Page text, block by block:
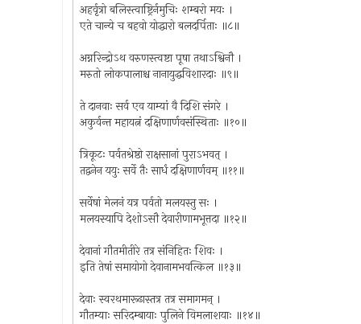
अहर्वृत्रो बलिस्त्वाष्ट्रिर्नमुचिः शम्बरो मयः ।
एते चान्ये च बहवो योद्धारो बलदर्पिताः ॥८॥
अग्नरिन्द्रोऽथ वरुणस्त्वष्टा पूषा तथाऽश्विनौ ।
मरुतो लोकपालाश्च नानायुद्धविशारदाः ॥९॥
ते दानवाः सर्व एव याम्यां वै दिशि संगरे ।
अकुर्वन्त महायत्नं दक्षिणार्णवसंस्थिताः ॥१०॥
त्रिकूटः पर्वतश्रेष्ठो राक्षसानां पुराऽभवत् ।
तद्वनेन ययुः सर्वे तैः सार्धं दक्षिणार्णवम् ॥११॥
सर्वेषां मेलनं यत्र पर्वतो मलयस्तु सः ।
मलयस्यापि देशोऽसौ देवारीणामभूत्तदा ॥१२॥
देवानां गौतमीतीरे तत्र संनिहितः शिवः ।
इति तेषां समायोगो देवानामभवत्किल ॥१३॥
देवाः स्वरथमारूढास्तत्र तत्र समागमन् ।
गौतम्याः सरिदम्बायाः पुलिने विमलाशयाः ॥१४॥